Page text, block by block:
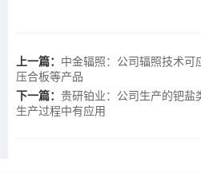
上一篇： 中金辐照：公司辐照技术
压合板等产品
下一篇： 贵研铂业：公司生产的钯盐
生产过程中有应用